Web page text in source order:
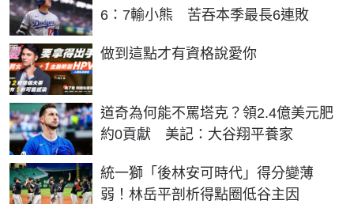
6：7輸小熊 苦吞本季最長6連敗
做到這點才有資格說愛你
PR
道奇為何能不罵塔克？領2.4億美元肥
約0貢獻 美記：大谷翔平養家
統一獅「後林安可時代」得分變薄
弱！林岳平剖析得點圈低谷主因